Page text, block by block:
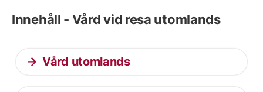
Innehåll - Vård vid resa utomlands
Vård utomlands